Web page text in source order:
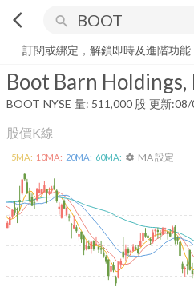
arrow_back_ios search
Boot Barn Holdings, Inc.
訂閱或綁定，解鎖即時及進階功能
Boot Barn Holdings,
BOOT NYSE 量: 511,000 股 更新:08/
股價K線
5MA: 10MA: 20MA: 60MA: settings MA 設定